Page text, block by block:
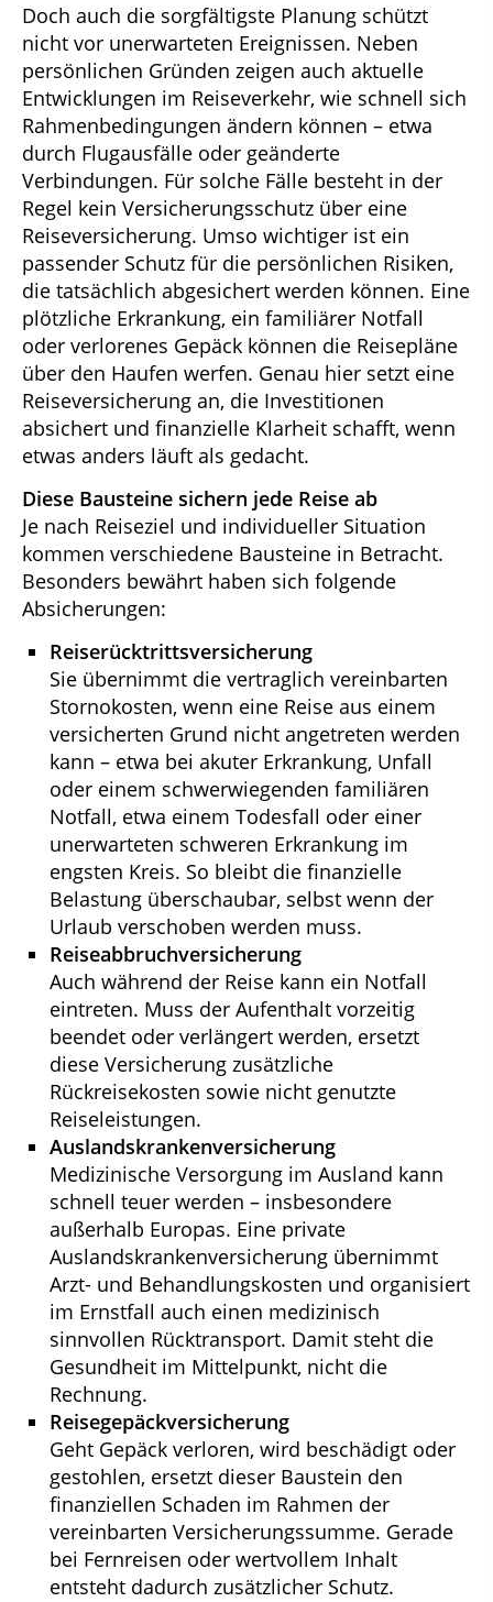
Doch auch die sorgfältigste Planung schützt
nicht vor unerwarteten Ereignissen. Neben
persönlichen Gründen zeigen auch aktuelle
Entwicklungen im Reiseverkehr, wie schnell sich
Rahmenbedingungen ändern können – etwa
durch Flugausfälle oder geänderte
Verbindungen. Für solche Fälle besteht in der
Regel kein Versicherungsschutz über eine
Reiseversicherung. Umso wichtiger ist ein
passender Schutz für die persönlichen Risiken,
die tatsächlich abgesichert werden können. Eine
plötzliche Erkrankung, ein familiärer Notfall
oder verlorenes Gepäck können die Reisepläne
über den Haufen werfen. Genau hier setzt eine
Reiseversicherung an, die Investitionen
absichert und finanzielle Klarheit schafft, wenn
etwas anders läuft als gedacht.
Diese Bausteine sichern jede Reise ab
Je nach Reiseziel und individueller Situation
kommen verschiedene Bausteine in Betracht.
Besonders bewährt haben sich folgende
Absicherungen:
Reiserücktrittsversicherung
Sie übernimmt die vertraglich vereinbarten
Stornokosten, wenn eine Reise aus einem
versicherten Grund nicht angetreten werden
kann – etwa bei akuter Erkrankung, Unfall
oder einem schwerwiegenden familiären
Notfall, etwa einem Todesfall oder einer
unerwarteten schweren Erkrankung im
engsten Kreis. So bleibt die finanzielle
Belastung überschaubar, selbst wenn der
Urlaub verschoben werden muss.
Reiseabbruchversicherung
Auch während der Reise kann ein Notfall
eintreten. Muss der Aufenthalt vorzeitig
beendet oder verlängert werden, ersetzt
diese Versicherung zusätzliche
Rückreisekosten sowie nicht genutzte
Reiseleistungen.
Auslandskrankenversicherung
Medizinische Versorgung im Ausland kann
schnell teuer werden – insbesondere
außerhalb Europas. Eine private
Auslandskrankenversicherung übernimmt
Arzt- und Behandlungskosten und organisiert
im Ernstfall auch einen medizinisch
sinnvollen Rücktransport. Damit steht die
Gesundheit im Mittelpunkt, nicht die
Rechnung.
Reisegepäckversicherung
Geht Gepäck verloren, wird beschädigt oder
gestohlen, ersetzt dieser Baustein den
finanziellen Schaden im Rahmen der
vereinbarten Versicherungssumme. Gerade
bei Fernreisen oder wertvollem Inhalt
entsteht dadurch zusätzlicher Schutz.